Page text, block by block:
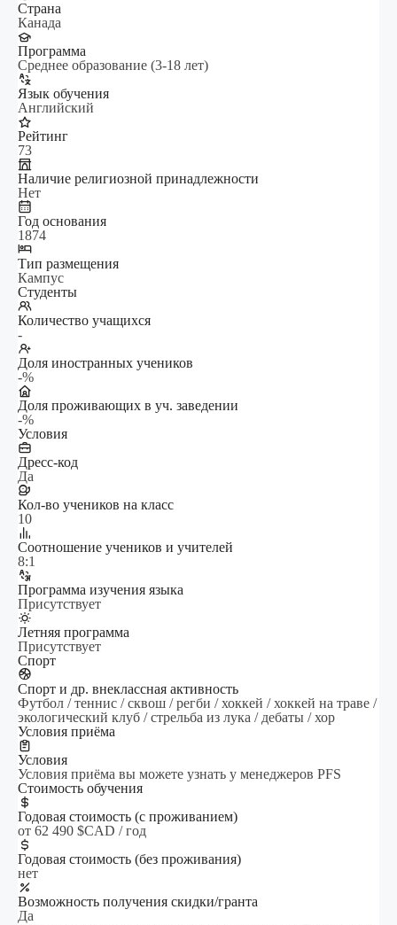
Страна
Канада
Программа
Среднее образование (3-18 лет)
Язык обучения
Английский
Рейтинг
73
Наличие религиозной принадлежности
Нет
Год основания
1874
Тип размещения
Кампус
Студенты
Количество учащихся
-
Доля иностранных учеников
-%
Доля проживающих в уч. заведении
-%
Условия
Дресс-код
Да
Кол-во учеников на класс
10
Cоотношение учеников и учителей
8:1
Программа изучения языка
Присутствует
Летняя программа
Присутствует
Спорт
Спорт и др. внеклассная активность
Футбол / теннис / сквош / регби / хоккей / хоккей на траве /
экологический клуб / стрельба из лука / дебаты / хор
Условия приёма
Условия
Условия приёма вы можете узнать у менеджеров PFS
Стоимость обучения
Годовая стоимость (с проживанием)
от 62 490 $CAD / год
Годовая стоимость (без проживания)
нет
Возможность получения скидки/гранта
Да